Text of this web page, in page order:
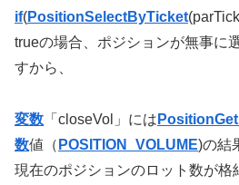
if(PositionSelectByTicket
trueの場合、ポジションが無事に
すから、
変数 「closeVol」には
数値（ POSITION_VOLUME)の結
現在のポジションのロット数が格